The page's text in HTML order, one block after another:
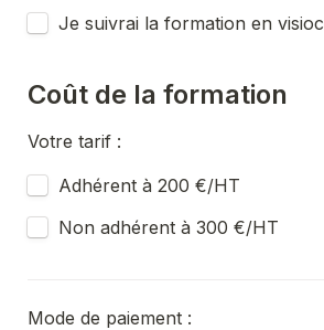
Untitled checkboxes field
Je suivrai la formation en
Coût de la formation
Votre tarif :
Untitled checkboxes field
Adhérent à 200 €/HT
Non adhérent à 300 €/HT
Mode de paiement :